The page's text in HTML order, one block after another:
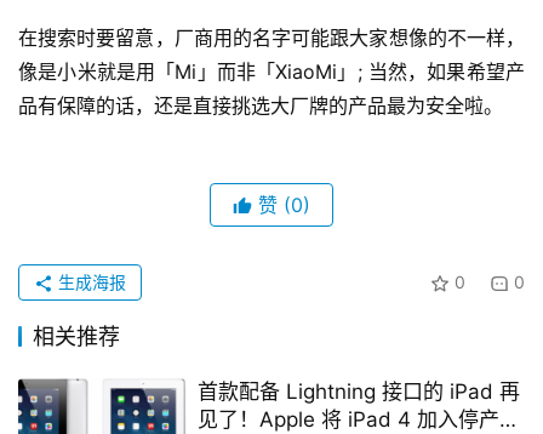
在搜索时要留意，厂商用的名字可能跟大家想像的不一样，
像是小米就是用「Mi」而非「XiaoMi」; 当然，如果希望产
品有保障的话，还是直接挑选大厂牌的产品最为安全啦。
赞 (0)
0 0
生成海报
相关推荐
首款配备 Lightning 接口的 iPad 再
见了！Apple 将 iPad 4 加入停产名